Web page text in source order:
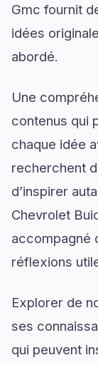
Gmc fournit
idées
abordé.
Une
contenus qui
chaque idée
recherchent
d’inspirer
Chevrolet
accompagné
réflexions
Explorer de
ses
qui peuvent